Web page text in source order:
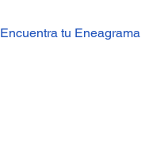
Encuentra tu Eneagrama